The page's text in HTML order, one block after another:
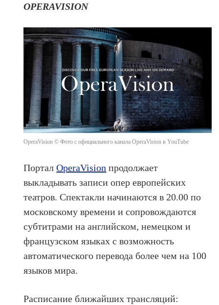
OPERAVISION
OperaVision © Фото с официального канала OperaVision в YouTube
ПорталOperaVision продолжает
выкладывать записи опер европейских
театров. Спектакли начинаются в 20.00 по
московскому времени и сопровождаются
субтитрами на английском, немецком и
французском языках с возможность
автоматического перевода более чем на 100
языков мира.
Расписание ближайших трансляций: